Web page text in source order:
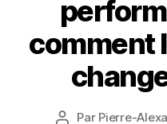
comment
Auteur
Par Pierre-